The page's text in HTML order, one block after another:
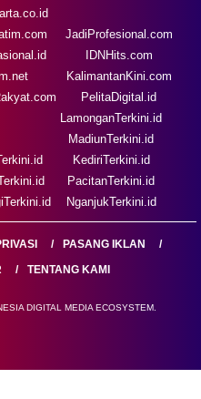
JadiProfesional.com
IDNHits.com
KalimantanKini.com
PelitaDigital.id
LamonganTerkini.id
MadiunTerkini.id
KediriTerkini.id
PacitanTerkini.id
NganjukTerkini.id
PASANG IKLAN
TENTANG KAMI
DIGITAL MEDIA ECOSYSTEM.